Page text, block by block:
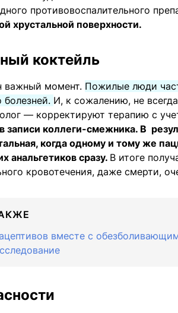
противовоспалительного
хрустальной поверхности.
коктейль
важный момент. Пожилые люди
болезней. И, к сожалению, не
— корректируют терапию с
записи коллеги-смежника. В
когда одному и тому же
анальгетиков сразу. В итоге
кровотечения, даже смерти,
вместе с